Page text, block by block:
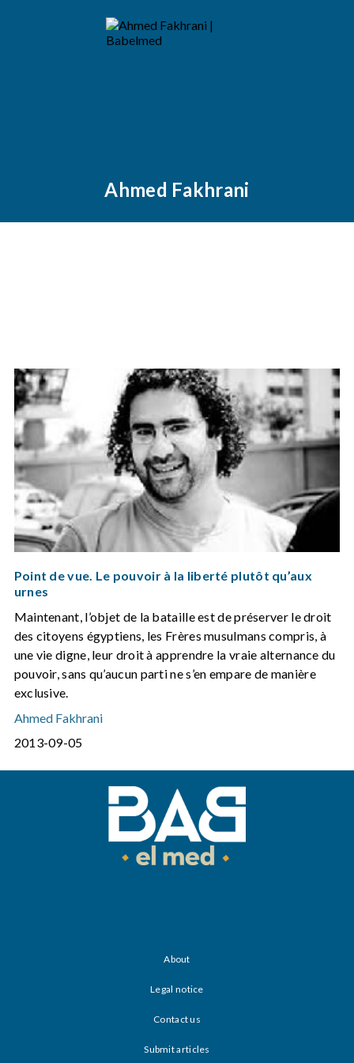
Ahmed Fakhrani
Point de vue. Le pouvoir à la liberté plutôt qu’aux
urnes
Maintenant, l’objet de la bataille est de préserver le droit
des citoyens égyptiens, les Frères musulmans compris, à
une vie digne, leur droit à apprendre la vraie alternance du
pouvoir, sans qu’aucun parti ne s’en empare de manière
exclusive.
Ahmed Fakhrani
2013-09-05
About
Legal notice
Contact us
Submit articles